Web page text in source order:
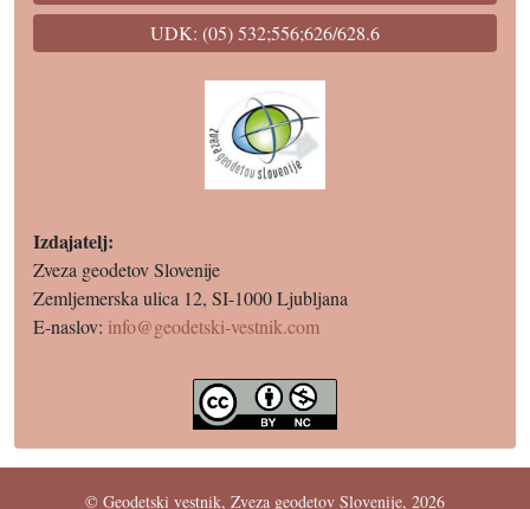
UDK: (05) 532;556;626/628.6
Izdajatelj:
Zveza geodetov Slovenije
Zemljemerska ulica 12, SI-1000 Ljubljana
E-naslov: info@geodetski-vestnik.com
© Geodetski vestnik, Zveza geodetov Slovenije, 2026